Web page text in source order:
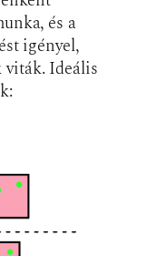
és a
igényel,
viták. Ideális